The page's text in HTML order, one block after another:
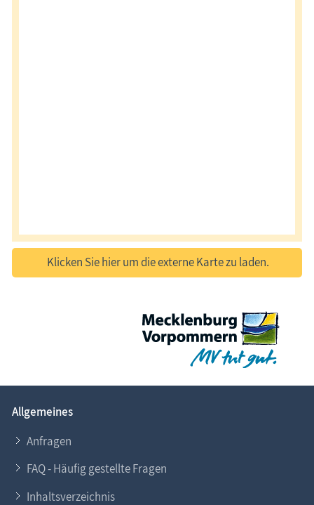
Klicken Sie hier um die externe Karte zu laden.
Allgemeines
Anfragen
FAQ - Häufig gestellte Fragen
Inhaltsverzeichnis